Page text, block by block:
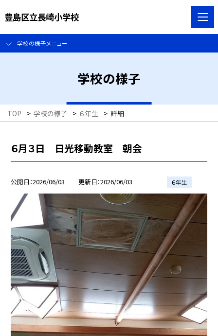
豊島区立長崎小学校
学校の様子メニュー
学校の様子
TOP > 学校の様子 > ６年生 > 詳細
６月３日 日光移動教室 朝会
公開日 2026/06/03 更新日 2026/06/03 ６年生